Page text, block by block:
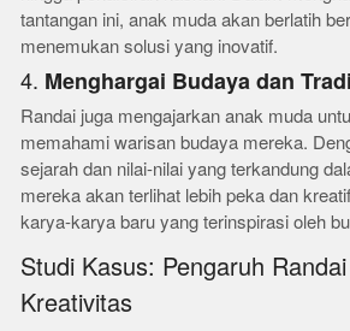
tantangan ini, anak muda akan berlatih
menemukan solusi yang inovatif.
4. Menghargai Budaya dan
Randai juga mengajarkan anak muda
memahami warisan budaya mereka.
sejarah dan nilai-nilai yang terkandung
mereka akan terlihat lebih peka dan
karya-karya baru yang terinspirasi oleh
Studi Kasus: Pengaruh
Kreativitas